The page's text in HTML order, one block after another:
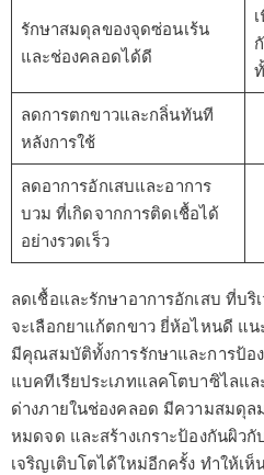
รักษาสมดุลของจุดซ่อนเร้น
และช่องคลอดได้ดี
ลดการตกขาวและกลิ่นทันที
หลังการใช้
ลดอาการอักเสบและอาการ
บวม ที่เกิดจากการติดเชื้อได้
อย่างรวดเร็ว
ลดเชื้อและรักษาอาการอักเสบ ที่บ
จะเลือกยาแก้ตกขาว ยี่ห้อไหนดี แน
มีคุณสมบัติทั้งการรักษาและการป้อ
แบคทีเรียประเภทแลคโตบาซิไลแ
ด่างภายในช่องคลอด มีความสมดุล
หมดจด และสร้างเกราะป้องกันผิว
เจริญเติบโตได้ใหม่อีกครั้ง ทำให้เ